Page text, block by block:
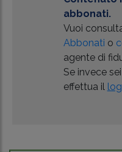
abbonati.
Vuoi
Abbonati o
agente di
Se invece
effettua il